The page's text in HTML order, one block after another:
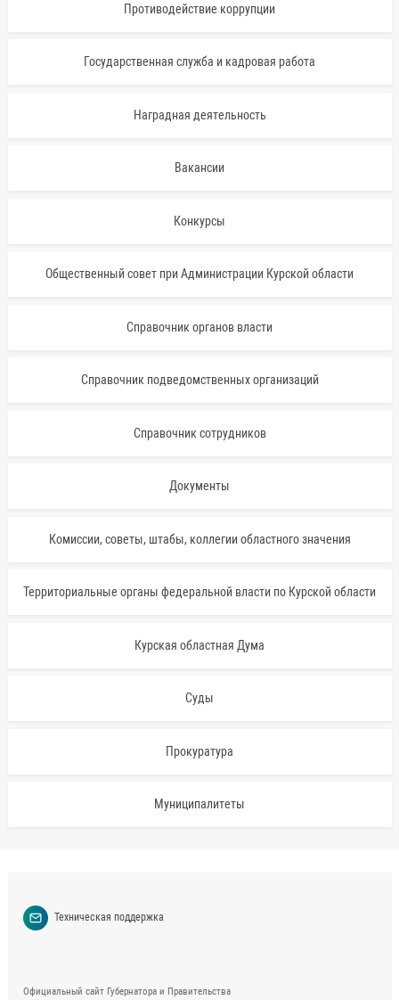
Противодействие коррупции
Государственная служба и кадровая работа
Наградная деятельность
Вакансии
Конкурсы
Общественный совет при Администрации Курской области
Справочник органов власти
Справочник подведомственных организаций
Справочник сотрудников
Документы
Комиссии, советы, штабы, коллегии областного значения
Территориальные органы федеральной власти по Курской области
Курская областная Дума
Суды
Прокуратура
Муниципалитеты
Техническая поддержка
Официальный сайт Губернатора и Правительства